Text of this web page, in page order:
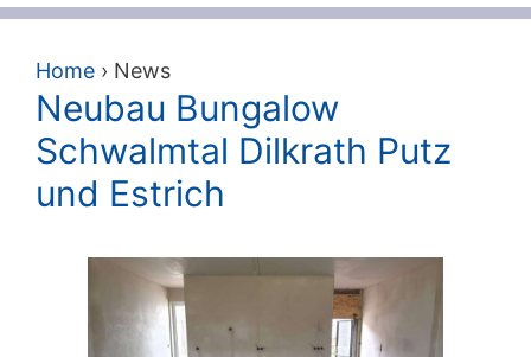
Home › News
Neubau Bungalow
Schwalmtal Dilkrath Putz
und Estrich